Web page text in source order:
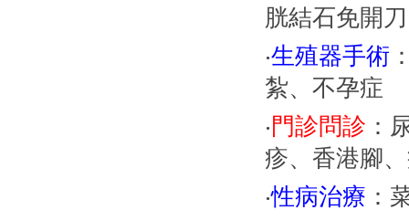
胱結石免開刀
‧生殖器手術
紮、不孕症
‧ 門診問診 ：
疹、香港腳
‧性病治療 ：